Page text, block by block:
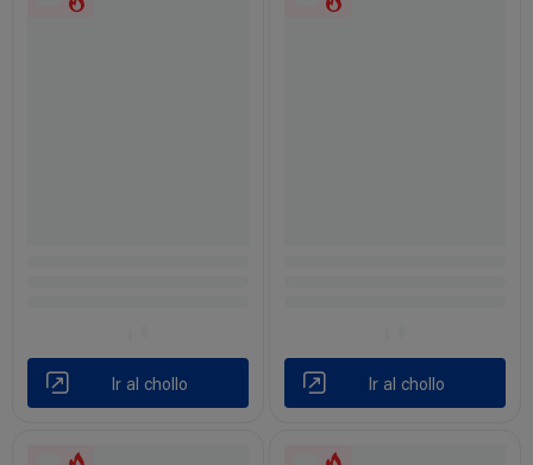
Ir al chollo Ir al chollo